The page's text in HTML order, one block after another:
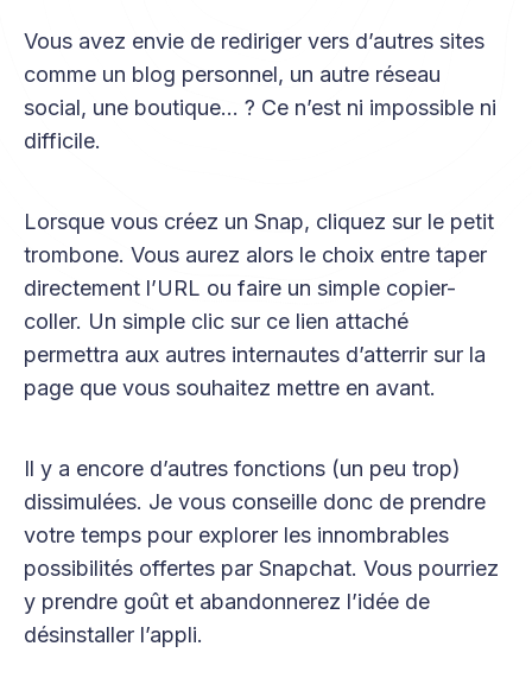
Vous avez envie de rediriger vers d’autres sites
comme un blog personnel, un autre réseau
social, une boutique… ? Ce n’est ni impossible ni
difficile.
Lorsque vous créez un Snap, cliquez sur le petit
trombone. Vous aurez alors le choix entre taper
directement l’URL ou faire un simple copier-
coller. Un simple clic sur ce lien attaché
permettra aux autres internautes d’atterrir sur la
page que vous souhaitez mettre en avant.
Il y a encore d’autres fonctions (un peu trop)
dissimulées. Je vous conseille donc de prendre
votre temps pour explorer les innombrables
possibilités offertes par Snapchat. Vous pourriez
y prendre goût et abandonnerez l’idée de
désinstaller l’appli.